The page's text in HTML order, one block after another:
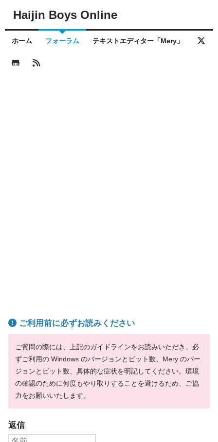
Haijin Boys Online
ホーム フォーラム テキストエディター「Mery」
ご利用前に必ずお読みください
ご質問の際には、上記のガイドラインをお読みいただき、必
ずご利用の Windows のバージョンとビット数、Mery のバー
ジョンとビット数、具体的な症状を明記してください。環境
の確認のために何度もやり取りすることを避けるため、ご協
力をお願いいたします。
返信